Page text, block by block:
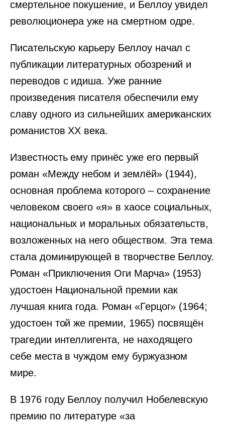
смертельное покушение, и Беллоу увидел
революционера уже на смертном одре.
Писательскую карьеру Беллоу начал с
публикации литературных обозрений и
переводов с идиша. Уже ранние
произведения писателя обеспечили ему
славу одного из сильнейших американских
романистов XX века.
Известность ему принёс уже его первый
роман «Между небом и землёй» (1944),
основная проблема которого ‒ сохранение
человеком своего «я» в хаосе социальных,
национальных и моральных обязательств,
возложенных на него обществом. Эта тема
стала доминирующей в творчестве Беллоу.
Роман «Приключения Оги Марча» (1953)
удостоен Национальной премии как
лучшая книга года. Роман «Герцог» (1964;
удостоен той же премии, 1965) посвящён
трагедии интеллигента, не находящего
себе места в чуждом ему буржуазном
мире.
В 1976 году Беллоу получил Нобелевскую
премию по литературе «за